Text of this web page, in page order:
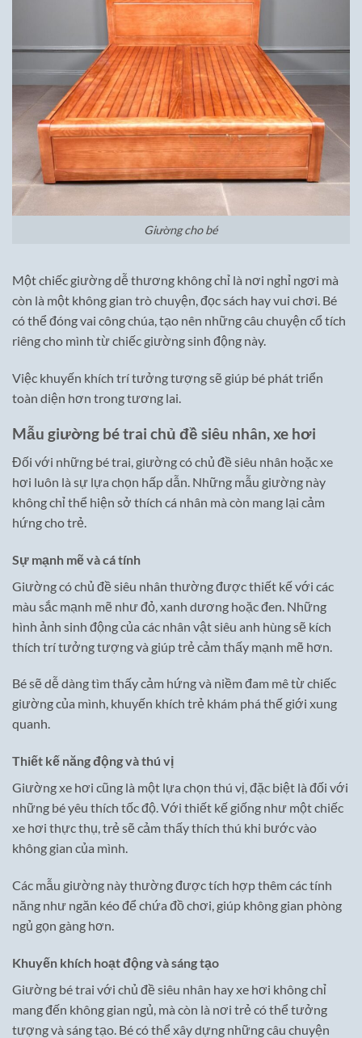
Giường cho bé
Một chiếc giường dễ thương không chỉ là nơi nghỉ ngơi mà
còn là một không gian trò chuyện, đọc sách hay vui chơi. Bé
có thể đóng vai công chúa, tạo nên những câu chuyện cổ tích
riêng cho mình từ chiếc giường sinh động này.
Việc khuyến khích trí tưởng tượng sẽ giúp bé phát triển
toàn diện hơn trong tương lai.
Mẫu giường bé trai chủ đề siêu nhân, xe hơi
Đối với những bé trai, giường có chủ đề siêu nhân hoặc xe
hơi luôn là sự lựa chọn hấp dẫn. Những mẫu giường này
không chỉ thể hiện sở thích cá nhân mà còn mang lại cảm
hứng cho trẻ.
Sự mạnh mẽ và cá tính
Giường có chủ đề siêu nhân thường được thiết kế với các
màu sắc mạnh mẽ như đỏ, xanh dương hoặc đen. Những
hình ảnh sinh động của các nhân vật siêu anh hùng sẽ kích
thích trí tưởng tượng và giúp trẻ cảm thấy mạnh mẽ hơn.
Bé sẽ dễ dàng tìm thấy cảm hứng và niềm đam mê từ chiếc
giường của mình, khuyến khích trẻ khám phá thế giới xung
quanh.
Thiết kế năng động và thú vị
Giường xe hơi cũng là một lựa chọn thú vị, đặc biệt là đối với
những bé yêu thích tốc độ. Với thiết kế giống như một chiếc
xe hơi thực thụ, trẻ sẽ cảm thấy thích thú khi bước vào
không gian của mình.
Các mẫu giường này thường được tích hợp thêm các tính
năng như ngăn kéo để chứa đồ chơi, giúp không gian phòng
ngủ gọn gàng hơn.
Khuyến khích hoạt động và sáng tạo
Giường bé trai với chủ đề siêu nhân hay xe hơi không chỉ
mang đến không gian ngủ, mà còn là nơi trẻ có thể tưởng
tượng và sáng tạo. Bé có thể xây dựng những câu chuyện